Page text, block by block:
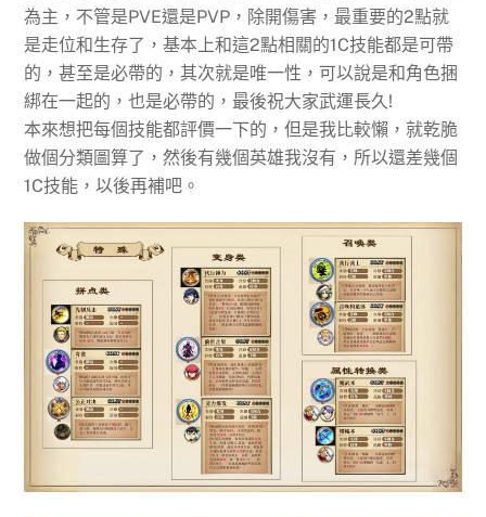
為主，不管是PVE還是PVP，除開傷害，最重要的2點就
是走位和生存了，基本上和這2點相關的1C技能都是可帶
的，甚至是必帶的，其次就是唯一性，可以說是和角色捆
綁在一起的，也是必帶的，最後祝大家武運長久!
本來想把每個技能都評價一下的，但是我比較懶，就乾脆
做個分類圖算了，然後有幾個英雄我沒有，所以還差幾個
1C技能，以後再補吧。